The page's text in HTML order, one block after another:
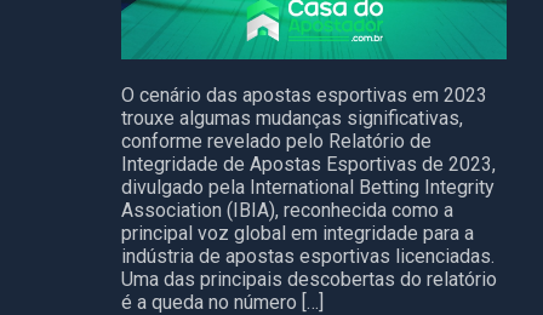
O cenário das apostas esportivas em 2023
trouxe algumas mudanças significativas,
conforme revelado pelo Relatório de
Integridade de Apostas Esportivas de 2023,
divulgado pela International Betting Integrity
Association (IBIA), reconhecida como a
principal voz global em integridade para a
indústria de apostas esportivas licenciadas.
Uma das principais descobertas do relatório
é a queda no número […]